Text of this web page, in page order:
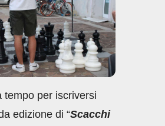
A
p
p
dI
n
vi
di
tempo per iscriversi
edizione di “Scacchi